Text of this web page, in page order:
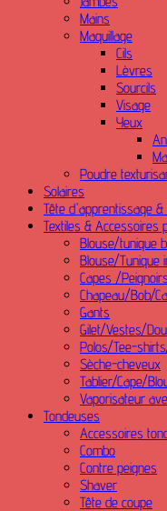
Mains
Maquillage
Cils
Lèvres
Sourcils
Visage
Yeux
Poudre
Solaires
Tête d'apprentissage
Textiles & Accessoires
Blouse/tunique
Blouse/Tunique
Capes /
Chapeau/Bob/
Gants
Gilet/Vestes/
Polos/Tee-
Sèche-cheveux
Tablier/Cape/
Vaporisateur
Tondeuses
Accessoires
Combo
Contre peignes
Shaver
Tête de coupe